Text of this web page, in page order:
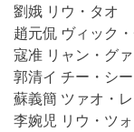
劉娥 リウ・タオ
趙元侃 ヴィック
寇准 リャン・グ
郭清イ チー・シー
蘇義簡 ツァオ・
李婉児 リウ・ツ